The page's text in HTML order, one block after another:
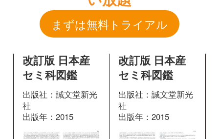
出版年：2015
掲載ページ：20ペ
ージ
図鑑を開く
出版社：誠文堂新光
出版年：2015
掲載ページ：28ペー
図鑑を開く